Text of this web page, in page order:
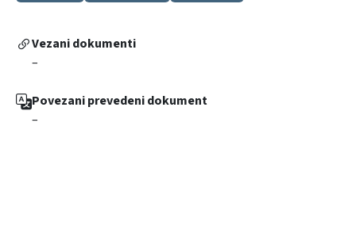
Vezani dokumenti
–
Povezani prevedeni dokument
–